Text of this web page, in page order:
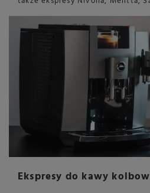
Ekspresy do kawy